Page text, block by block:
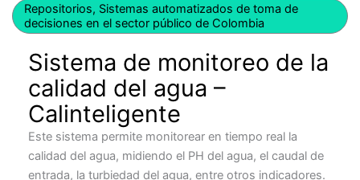
Repositorios, Sistemas automatizados de toma de
decisiones en el sector público de Colombia
Sistema de monitoreo de la
calidad del agua –
Calinteligente
Este sistema permite monitorear en tiempo real la
calidad del agua, midiendo el PH del agua, el caudal de
entrada, la turbiedad del agua, entre otros indicadores.